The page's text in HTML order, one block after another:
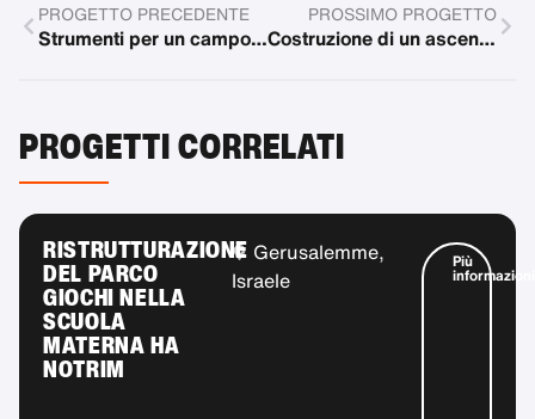
PROGETTO PRECEDENTE
Strumenti per un campo scolastico inclusivo a Wartaweil
PROSSIMO PROGETTO
Costruzione di un ascensore esterno
PROGETTI CORRELATI
RISTRUTTURAZIONE
DEL PARCO
GIOCHI NELLA
SCUOLA
MATERNA HA
NOTRIM
Gerusalemme,
Israele
Più
informazioni